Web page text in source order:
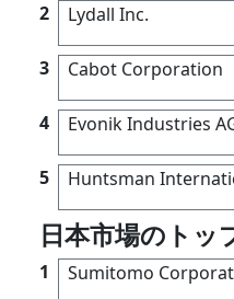
2 Lydall Inc.
3 Cabot Corporation
4 Evonik Industries
5 Huntsman
日本市場のトッ
1 Sumitomo